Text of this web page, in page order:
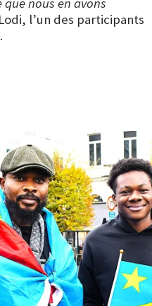
l’un des participants